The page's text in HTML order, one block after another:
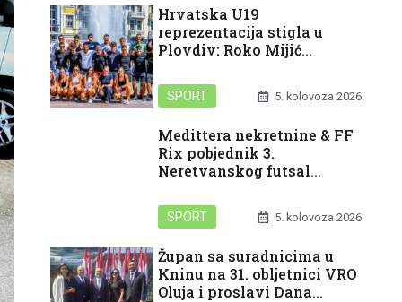
Hrvatska U19
reprezentacija stigla u
Plovdiv: Roko Mijić
prvenstvo
SPORT 5. kolovoza 2026.
Medittera nekretnine & FF
Rix pobjednik 3.
Neretvanskog futsal
SPORT 5. kolovoza 2026.
Župan sa suradnicima u
Kninu na 31. obljetnici VRO
Oluja i proslavi Dana